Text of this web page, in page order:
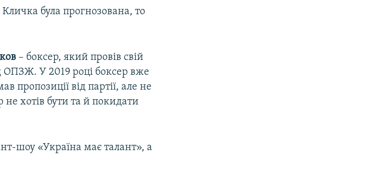
була прогнозована, то
– боксер, який провів свій
ОПЗЖ. У 2019 році боксер вже
пропозиції від партії, але не
хотів бути та й покидати
шоу «Україна має талант», а